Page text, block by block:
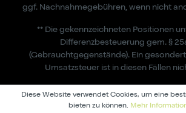
ggf. Nachnahmegebühren, wenn nicht
** Die gekennzeichneten Positionen
Differenzbesteuerung gem. §
(Gebrauchtgegenstände). Ein
Umsatzsteuer ist in diesen Fällen
Diese Website verwendet Cookies, um eine
bieten zu können. Mehr